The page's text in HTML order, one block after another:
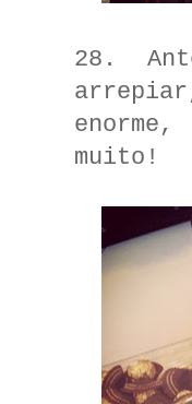
28.
muito!